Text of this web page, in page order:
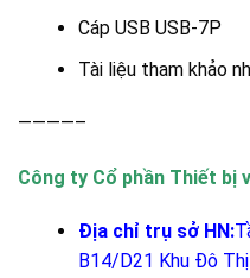
Cáp USB USB-7P
Tài liệu tham khảo
————–
Công ty Cổ phần Thiết bị
Địa chỉ trụ sở HN:
B14/D21 Khu Đô Thị